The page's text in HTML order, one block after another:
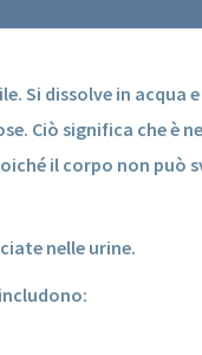
Si dissolve in acqua
Ciò significa che è
il corpo non può
nelle urine.
includono: